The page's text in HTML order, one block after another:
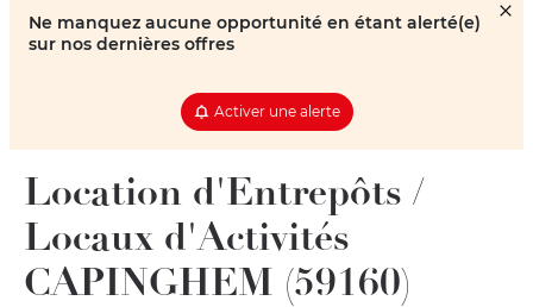
Ne manquez aucune opportunité en étant alerté(e)
sur nos dernières offres
Activer une alerte
Location d'Entrepôts /
Locaux d'Activités
CAPINGHEM (59160)